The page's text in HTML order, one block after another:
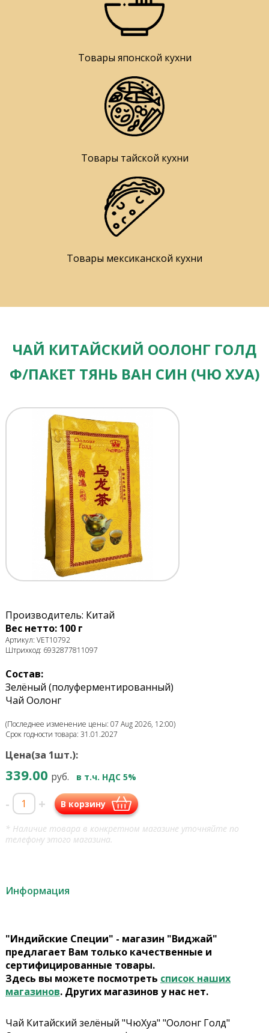
Товары японской кухни
Товары тайской кухни
Товары мексиканской кухни
ЧАЙ КИТАЙСКИЙ ООЛОНГ ГОЛД
Ф/ПАКЕТ ТЯНЬ ВАН СИН (ЧЮ ХУА)
Производитель: Китай
Вес нетто: 100 г
Артикул: VET10792
Штрихкод: 6932877811097
Состав:
Зелёный (полуферментированный)
Чай Оолонг
(Последнее изменение цены: 07 Aug 2026, 12:00)
Срок годности товара: 31.01.2027
Цена(за 1шт.):
339.00 руб. в т.ч. НДС 5%
- + В корзину
* Наличие товара в конкретном магазине уточняйте по
телефону этого магазина.
Информация
"Индийские Специи" - магазин "Виджай"
предлагает Вам только качественные и
сертифицированные товары.
Здесь вы можете посмотреть список наших
магазинов. Других магазинов у нас нет.
Чай Китайский зелёный "ЧюХуа" "Оолонг Голд"